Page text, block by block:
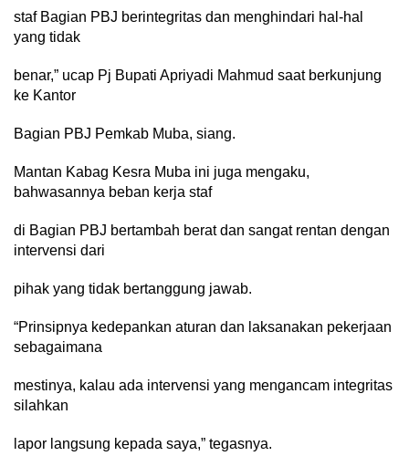
staf Bagian PBJ berintegritas dan menghindari hal-hal
yang tidak
benar,” ucap Pj Bupati Apriyadi Mahmud saat berkunjung
ke Kantor
Bagian PBJ Pemkab Muba, siang.
Mantan Kabag Kesra Muba ini juga mengaku,
bahwasannya beban kerja staf
di Bagian PBJ bertambah berat dan sangat rentan dengan
intervensi dari
pihak yang tidak bertanggung jawab.
“Prinsipnya kedepankan aturan dan laksanakan pekerjaan
sebagaimana
mestinya, kalau ada intervensi yang mengancam integritas
silahkan
lapor langsung kepada saya,” tegasnya.